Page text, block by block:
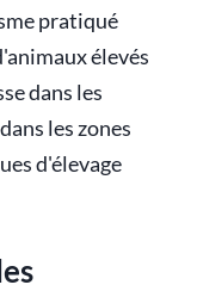
pratiqué
élevés
dans les
les zones
d'élevage